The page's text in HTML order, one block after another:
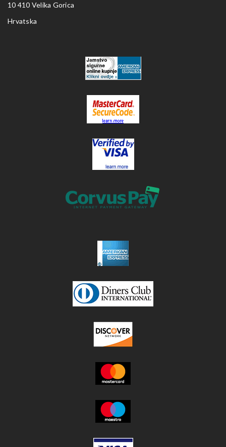
10 410 Velika Gorica
Hrvatska